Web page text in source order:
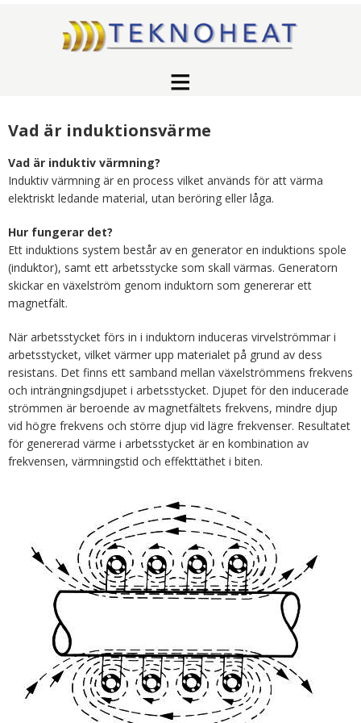
Vad är induktionsvärme
Vad är induktiv värmning?
Induktiv värmning är en process vilket används för att värma
elektriskt ledande material, utan beröring eller låga.
Hur fungerar det?
Ett induktions system består av en generator en induktions spole
(induktor), samt ett arbetsstycke som skall värmas. Generatorn
skickar en växelström genom induktorn som genererar ett
magnetfält.
När arbetsstycket förs in i induktorn induceras virvelströmmar i
arbetsstycket, vilket värmer upp materialet på grund av dess
resistans. Det finns ett samband mellan växelströmmens frekvens
och inträngningsdjupet i arbetsstycket. Djupet för den inducerade
strömmen är beroende av magnetfältets frekvens, mindre djup
vid högre frekvens och större djup vid lägre frekvenser. Resultatet
för genererad värme i arbetsstycket är en kombination av
frekvensen, värmningstid och effekttäthet i biten.